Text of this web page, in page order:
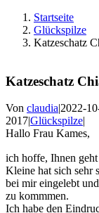
Startseite
Glückspilze
Katzeschatz
Katzeschatz
Von claudia|2022-
2017|Glückspilze|
Hallo Frau Kames,
roulette 222
ich hoffe, Ihnen
Kleine hat sich sehr
bei mir eingelebt
zu kommmen.
Ich habe den